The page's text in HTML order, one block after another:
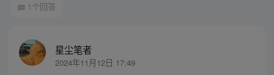
1个回答
星尘笔者
2024年11月12日 17:49